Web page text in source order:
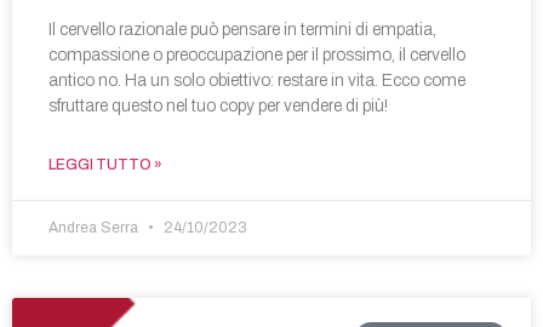
Il cervello razionale può pensare in termini di empatia,
compassione o preoccupazione per il prossimo, il cervello
antico no. Ha un solo obiettivo: restare in vita. Ecco come
sfruttare questo nel tuo copy per vendere di più!
LEGGI TUTTO »
Andrea Serra 24/10/2023